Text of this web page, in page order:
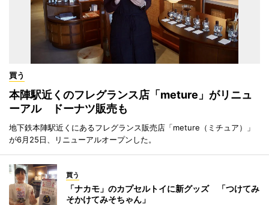
買う
本陣駅近くのフレグランス店「meture」がリニュ
ーアル ドーナツ販売も
地下鉄本陣駅近くにあるフレグランス販売店「meture（ミチュア）」
が6月25日、リニューアルオープンした。
買う
「ナカモ」のカプセルトイに新グッズ 「つけてみ
そかけてみそちゃん」